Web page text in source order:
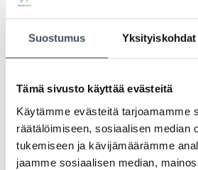
Suostumus Yksityiskohdat
Tämä sivusto käyttää evästeitä
Käytämme evästeitä tarjoamamme
räätälöimiseen, sosiaalisen median
tukemiseen ja kävijämäärämme
jaamme sosiaalisen median,
PUHUJAN KUVA